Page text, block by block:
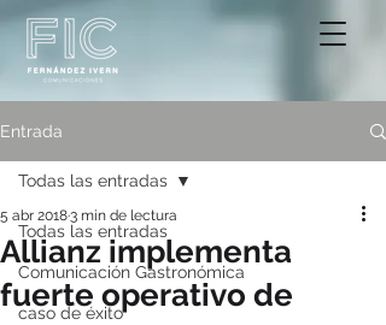
Entrada
Todas las entradas
Comunicación Gastronómica
caso de éxito
Todas las entradas
Allianz implementa
fuerte operativo de
5 abr 20183 min de lectura